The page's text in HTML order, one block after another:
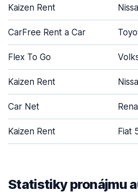
Kaizen Rent
CarFree Rent a Car
Flex To Go
Kaizen Rent
Car Net
Kaizen Rent Fiat
Statistiky pronájmu